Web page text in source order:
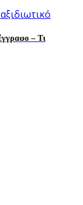
– Τι